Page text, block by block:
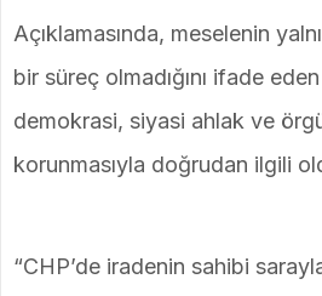
Açıklamasında, meselenin
bir süreç olmadığını ifade
demokrasi, siyasi ahlak ve
korunmasıyla doğrudan ilgili
“CHP’de iradenin sahibi